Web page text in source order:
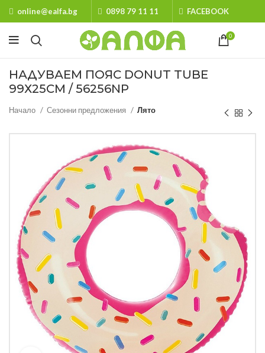
online@ealfa.bg 0898 79 11 11 FACEBOOK
0
НАДУВАЕМ ПОЯС DONUT TUBE
99Х25СМ / 56256NP
Начало Сезонни предложения Лято